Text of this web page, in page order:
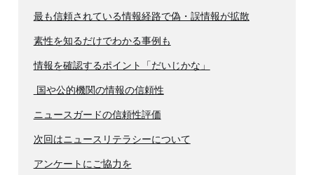
最も信頼されている情報経路で偽・誤情報が拡散
素性を知るだけでわかる事例も
情報を確認するポイント「だいじかな」
国や公的機関の情報の信頼性
ニュースガードの信頼性評価
次回はニュースリテラシーについて
アンケートにご協力を